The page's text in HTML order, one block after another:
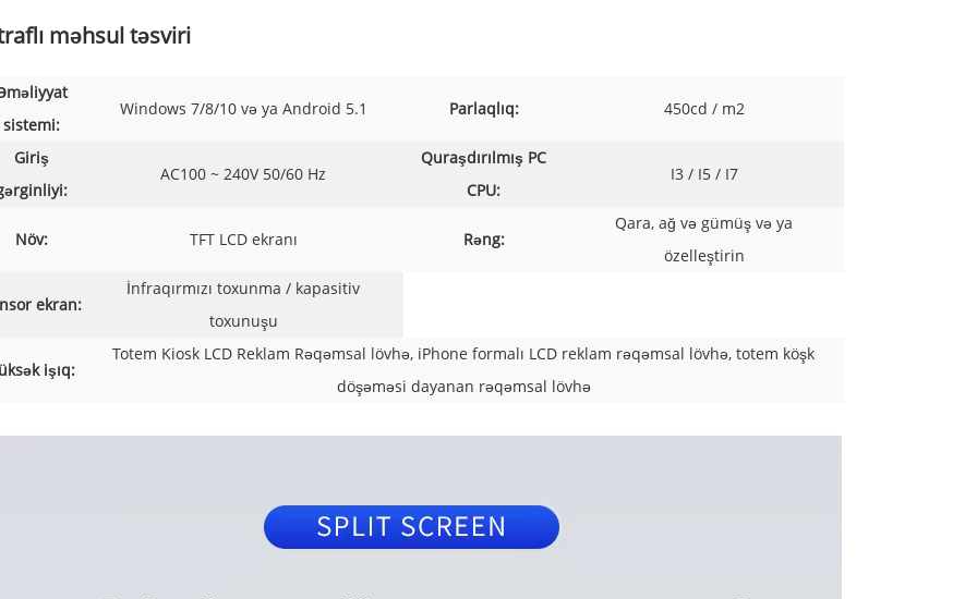
məhsul təsviri
sistemi:
Windows 7/8/10 və ya Android 5.1 Parlaqlıq: 450cd / m2
Giriş
AC100 ~ 240V 50/60 Hz
Quraşdırılmış PC
CPU:
I3 / I5 / I7
Növ: TFT LCD ekranı Rəng:
Qara, ağ və gümüş və ya
özelleştirin
ekran:
İnfraqırmızı toxunma / kapasitiv
toxunuşu
işıq:
Totem Kiosk LCD Reklam Rəqəmsal lövhə, iPhone formalı LCD reklam rəqəmsal lövhə, totem köşk
döşəməsi dayanan rəqəmsal lövhə